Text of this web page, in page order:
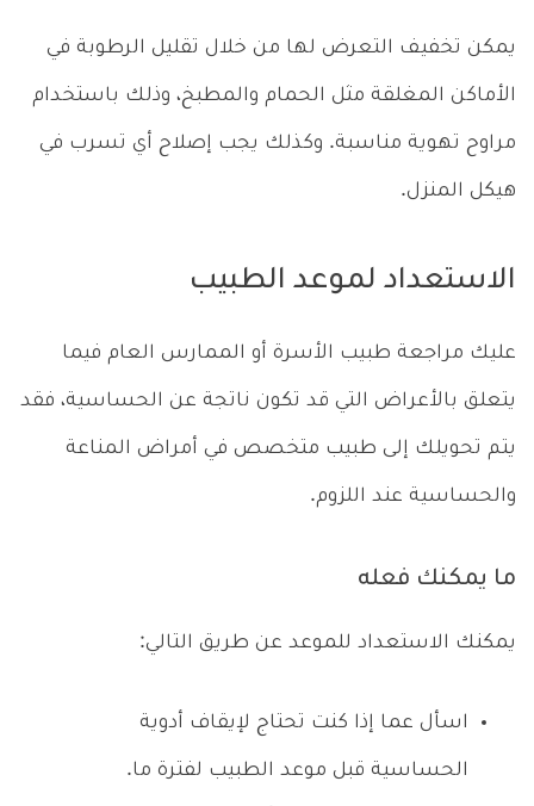
يمكن تخفيف التعرض لها من خلال تقليل الرطوبة في
الأماكن المغلقة مثل الحمام والمطبخ، وذلك باستخدام
مراوح تهوية مناسبة. وكذلك يجب إصلاح أي تسرب في
هيكل المنزل.
الاستعداد لموعد الطبيب
عليك مراجعة طبيب الأسرة أو الممارس العام فيما
يتعلق بالأعراض التي قد تكون ناتجة عن الحساسية، فقد
يتم تحويلك إلى طبيب متخصص في أمراض المناعة
والحساسية عند اللزوم.
ما يمكنك فعله
يمكنك الاستعداد للموعد عن طريق التالي:
اسأل عما إذا كنت تحتاج لإيقاف أدوية
الحساسية قبل موعد الطبيب لفترة ما.